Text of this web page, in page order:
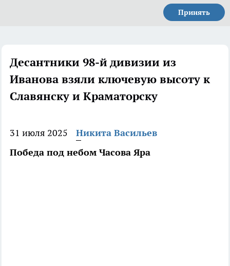
Принять
Десантники 98-й дивизии из
Иванова взяли ключевую высоту к
Славянску и Краматорску
31 июля 2025
Никита Васильев
Победа под небом Часова Яра